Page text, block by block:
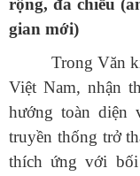
rộng, đa chiều
gian mới)
Trong Văn
Việt Nam, nhận
hướng toàn diện
truyền thống trở
thích ứng với bối